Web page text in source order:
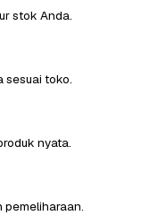
stok Anda.
sesuai toko.
nyata.
pemeliharaan.